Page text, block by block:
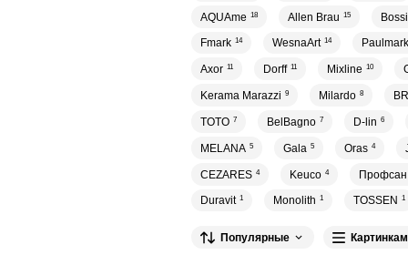
AQUAme 18 Allen Brau 15
Fmark 14 WesnaArt 14 Paulmark
Axor 11 Dorff 11 Mixline 10
Kerama Marazzi 9 Milardo 8
TOTO 7 BelBagno 7 D-lin 6
MELANA 5 Gala 5 Oras 4
CEZARES 4 Keuco 4 Профсан
Duravit 1 Monolith 1 TOSSEN 1
Популярные